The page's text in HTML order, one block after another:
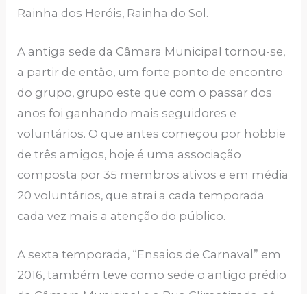
Rainha dos Heróis, Rainha do Sol.
A antiga sede da Câmara Municipal tornou-se,
a partir de então, um forte ponto de encontro
do grupo, grupo este que com o passar dos
anos foi ganhando mais seguidores e
voluntários. O que antes começou por hobbie
de três amigos, hoje é uma associação
composta por 35 membros ativos e em média
20 voluntários, que atrai a cada temporada
cada vez mais a atenção do público.
A sexta temporada, “Ensaios de Carnaval” em
2016, também teve como sede o antigo prédio